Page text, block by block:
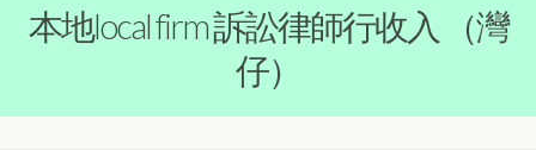
本地local firm 訴訟律師行收入 （灣
仔）